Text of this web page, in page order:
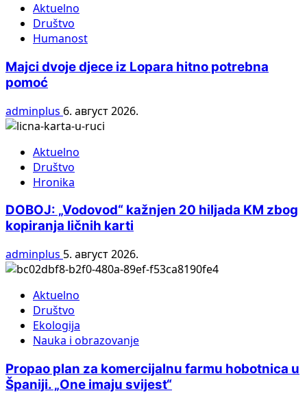
Aktuelno
Društvo
Humanost
Majci dvoje djece iz Lopara hitno potrebna
pomoć
adminplus 6. август 2026.
Aktuelno
Društvo
Hronika
DOBOJ: „Vodovod“ kažnjen 20 hiljada KM zbog
kopiranja ličnih karti
adminplus 5. август 2026.
Aktuelno
Društvo
Ekologija
Nauka i obrazovanje
Propao plan za komercijalnu farmu hobotnica u
Španiji. „One imaju svijest“